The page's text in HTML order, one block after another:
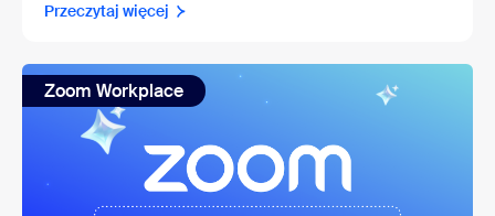
Przeczytaj więcej
Zoom Workplace